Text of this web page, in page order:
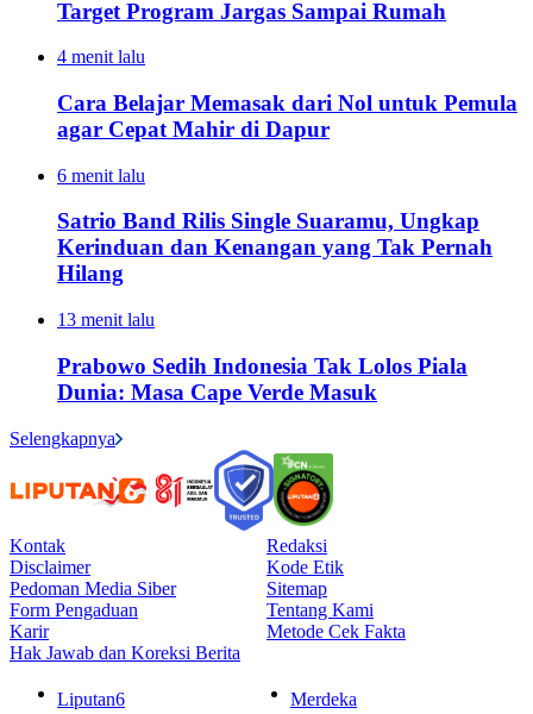
Target Program Jargas Sampai Rumah
4 menit lalu
Cara Belajar Memasak dari Nol untuk Pemula
agar Cepat Mahir di Dapur
6 menit lalu
Satrio Band Rilis Single Suaramu, Ungkap
Kerinduan dan Kenangan yang Tak Pernah
Hilang
13 menit lalu
Prabowo Sedih Indonesia Tak Lolos Piala
Dunia: Masa Cape Verde Masuk
Selengkapnya
Kontak
Redaksi
Disclaimer
Kode Etik
Pedoman Media Siber
Sitemap
Form Pengaduan
Tentang Kami
Karir
Metode Cek Fakta
Hak Jawab dan Koreksi Berita
Liputan6 Merdeka